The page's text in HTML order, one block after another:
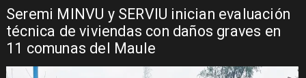
Seremi MINVU y SERVIU inician evaluación
técnica de viviendas con daños graves en
11 comunas del Maule